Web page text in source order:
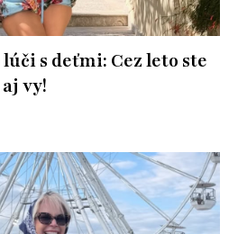
s deťmi: Cez leto ste
vy!